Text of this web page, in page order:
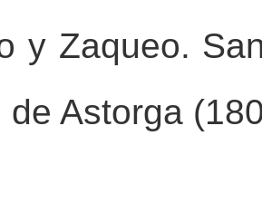
y Zaqueo.
de Astorga